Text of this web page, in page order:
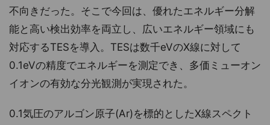
不向きだった。そこで今回は、優れたエネルギー分解
能と高い検出効率を両立し、広いエネルギー領域にも
対応するTESを導入。TESは数千eVのX線に対して
0.1eVの精度でエネルギーを測定でき、多価ミューオン
イオンの有効な分光観測が実現された。
0.1気圧のアルゴン原子(Ar)を標的としたX線スペクト